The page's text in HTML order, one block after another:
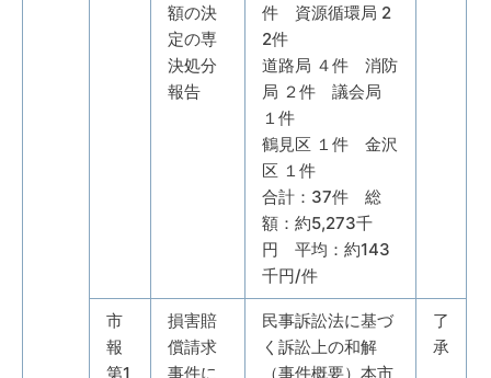
額の決
定の専
決処分
報告
件 資源循環局 2
2件
道路局 ４件 消防
局 ２件 議会局
１件
鶴見区 １件 金沢
区 １件
合計：37件 総
額：約5,273千
円 平均：約143
千円/件
市
報
第1
損害賠
償請求
事件に
民事訴訟法に基づ
く訴訟上の和解
（事件概要）本市
了
承